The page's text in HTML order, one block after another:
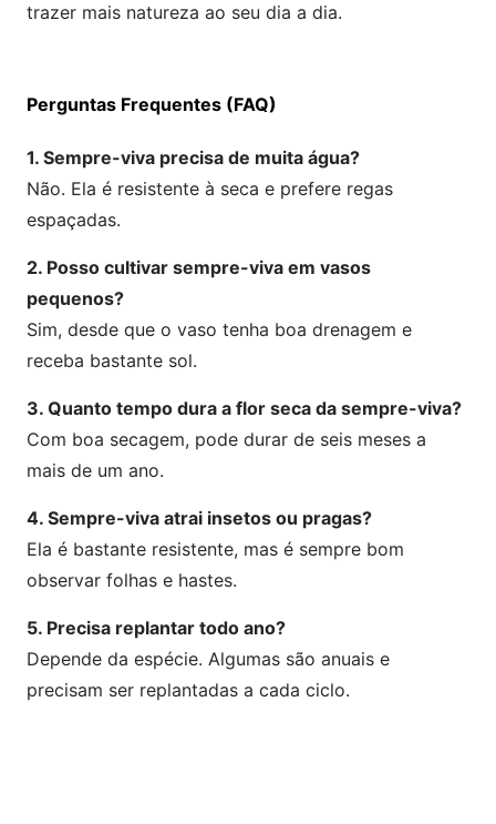
trazer mais natureza ao seu dia a dia.
Perguntas Frequentes (FAQ)
1. Sempre-viva precisa de muita água?
Não. Ela é resistente à seca e prefere regas
espaçadas.
2. Posso cultivar sempre-viva em vasos
pequenos?
Sim, desde que o vaso tenha boa drenagem e
receba bastante sol.
3. Quanto tempo dura a flor seca da sempre-viva?
Com boa secagem, pode durar de seis meses a
mais de um ano.
4. Sempre-viva atrai insetos ou pragas?
Ela é bastante resistente, mas é sempre bom
observar folhas e hastes.
5. Precisa replantar todo ano?
Depende da espécie. Algumas são anuais e
precisam ser replantadas a cada ciclo.